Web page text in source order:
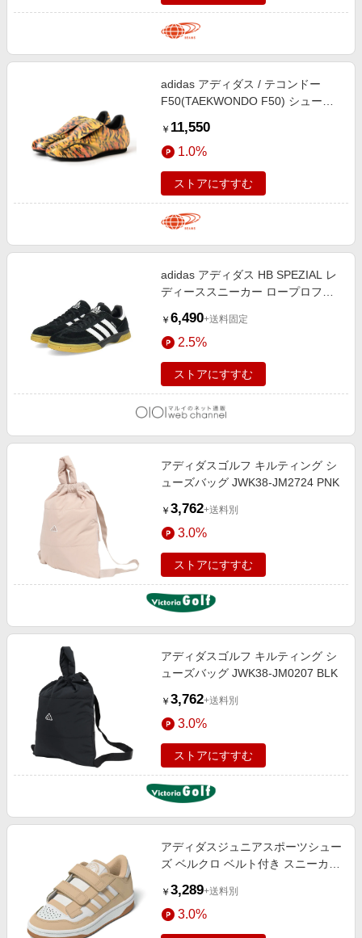
adidas アディダス / テコンドー
F50(TAEKWONDO F50) シューズ
￥ 11,550
1.0%
ストアにすすむ
adidas アディダス HB SPEZIAL レ
ディーススニーカー ロープロファ
￥ 6,490+送料固定
2.5%
ストアにすすむ
アディダスゴルフ キルティング シ
ューズバッグ JWK38-JM2724 PNK
￥ 3,762+送料別
3.0%
ストアにすすむ
アディダスゴルフ キルティング シ
ューズバッグ JWK38-JM0207 BLK
￥ 3,762+送料別
3.0%
ストアにすすむ
アディダスジュニアスポーツシュー
ズ ベルクロ ベルト付き スニーカー
ーモンピンク NSB09-JS4764 トレ
ーニング
￥ 3,289+送料別
3.0%